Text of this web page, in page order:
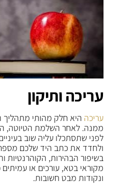
עריכה ותיקון
עריכה היא חלק מהותי
ממנה. לאחר השלמת הטיוטה,
לפני שתסתכלו עליה שוב
ולחדד את כתב היד שלכם
בשיפור הבהירות, הקוהרנטיות
מקוראי בטא, עורכים או
ונקודות מבט חשובות.